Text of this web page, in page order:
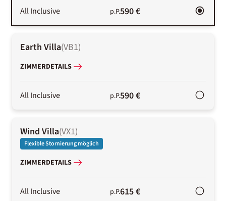
All Inclusive p.P.590 €
Earth Villa(VB1)
ZIMMERDETAILS
All Inclusive p.P.590 €
Wind Villa(VX1)
Flexible Stornierung möglich
ZIMMERDETAILS
All Inclusive p.P.615 €